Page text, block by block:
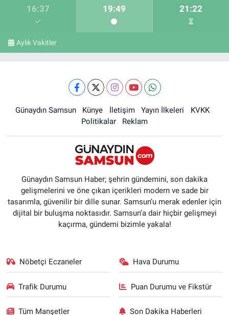
16:37 19:49 21:22
Aylık Vakitler
Günaydın Samsun Künye İletişim Yayın İlkeleri
KVKK
Politikalar
Reklam
Günaydın Samsun Haber; şehrin gündemini, son dakika
gelişmelerini ve öne çıkan içerikleri modern ve sade bir
tasarımla, güvenilir bir dille sunar. Samsun’u merak edenler için
dijital bir buluşma noktasıdır. Samsun’a dair hiçbir gelişmeyi
kaçırma, gündemi bizimle yakala!
Nöbetçi Eczaneler Hava Durumu
Trafik Durumu Puan Durumu ve Fikstür
Tüm Manşetler Son Dakika Haberleri